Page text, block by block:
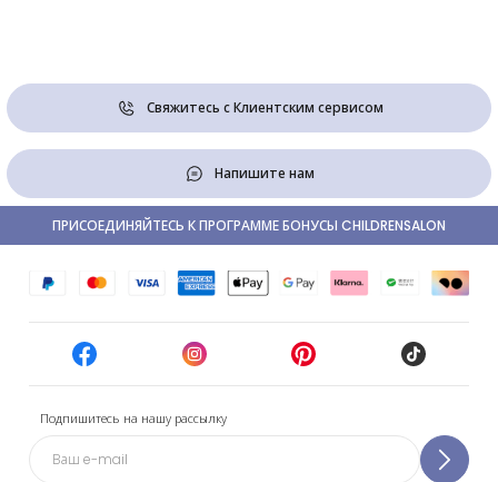
Свяжитесь с Клиентским сервисом
Напишите нам
Подпишитесь на нашу рассылку
ПРИСОЕДИНЯЙТЕСЬ К ПРОГРАММЕ БОНУСЫ CHILDRENSALON